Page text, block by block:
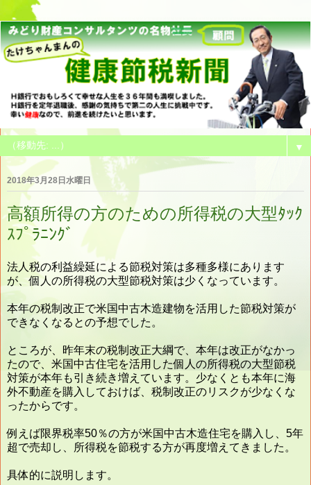
▼
2018年3月28日水曜日
高額所得の方のための所得税の大型ﾀｯｸ
ｽﾌﾟﾗﾆﾝｸﾞ
法人税の利益繰延による節税対策は多種多様にあります
が、個人の所得税の大型節税対策は少くなっています。
本年の税制改正で米国中古木造建物を活用した節税対策が
できなくなるとの予想でした。
ところが、昨年末の税制改正大綱で、本年は改正がなかっ
たので、米国中古住宅を活用した個人の所得税の大型節税
対策が本年も引き続き増えています。少なくとも本年に海
外不動産を購入しておけば、税制改正のリスクが少なくな
ったからです。
例えば限界税率50％の方が米国中古木造住宅を購入し、5年
超で売却し、所得税を節税する方が再度増えてきました。
具体的に説明します。